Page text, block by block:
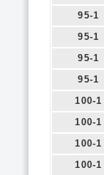
95-1
95-1
95-1
95-1
100-1
100-1
100-1
100-1